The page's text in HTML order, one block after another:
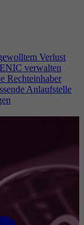
Verlust
verwalten
Rechteinhaber
Anlaufstelle